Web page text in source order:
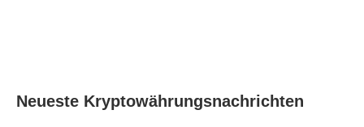
Neueste Kryptowährungsnachrichten